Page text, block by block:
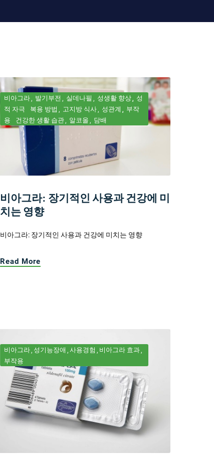
비아그라 발기부전 실데나필 성생활 향상
성
적 자극
복용 방법 고지방 식사 성관계
부작
용
건강한 생활 습관 알코올 담배
비아그라: 장기적인 사용과 건강에 미
치는 영향
비아그라: 장기적인 사용과 건강에 미치는 영향
Read More
비아그라 성기능장애 사용경험
비아그라 효과
부작용